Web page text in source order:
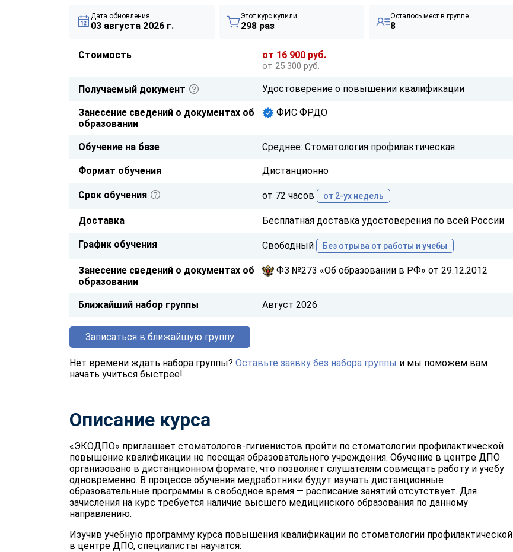
Дата обновления
03 августа 2026 г.
Этот курс купили
298 раз
Осталось мест в группе
8
Стоимость от 16 900 руб.
от 25 300 руб.
Получаемый документ Удостоверение о повышении квалификации
Занесение сведений о документах об
образовании
ФИС ФРДО
Обучение на базе Среднее: Стоматология профилактическая
Формат обучения Дистанционно
Срок обучения от 72 часов от 2-ух недель
Доставка Бесплатная доставка удостоверения по всей России
График обучения Свободный Без отрыва от работы и учебы
Занесение сведений о документах об
образовании
ФЗ №273 «Об образовании в РФ» от 29.12.2012
Ближайший набор группы Август 2026
Записаться в ближайшую группу
Нет времени ждать набора группы? Оставьте заявку без набора группы и мы поможем вам
начать учиться быстрее!
Описание курса
«ЭКОДПО» приглашает стоматологов-гигиенистов пройти по стоматологии профилактической
повышение квалификации не посещая образовательного учреждения. Обучение в центре ДПО
организовано в дистанционном формате, что позволяет слушателям совмещать работу и учебу
одновременно. В процессе обучения медработники будут изучать дистанционные
образовательные программы в свободное время — расписание занятий отсутствует. Для
зачисления на курс требуется наличие высшего медицинского образования по данному
направлению.
Изучив учебную программу курса повышения квалификации по стоматологии профилактической
в центре ДПО, специалисты научатся: